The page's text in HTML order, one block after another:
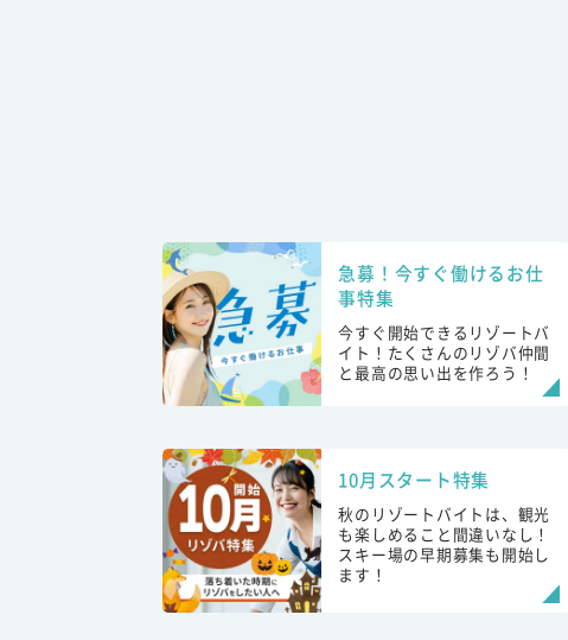
急募！今すぐ働けるお仕
事特集
今すぐ開始できるリゾートバ
イト！たくさんのリゾバ仲間
と最高の思い出を作ろう！
10月スタート特集
秋のリゾートバイトは、観光
も楽しめること間違いなし！
スキー場の早期募集も開始し
ます！